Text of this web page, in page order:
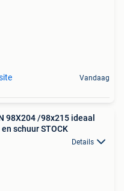
Vandaag
98X204 /98x215 ideaal
schuur STOCK
Details